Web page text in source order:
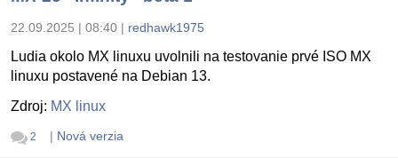
22.09.2025 | 08:40 | redhawk1975
Ludia okolo MX linuxu uvolnili na testovanie prvé ISO MX
linuxu postavené na Debian 13.
Zdroj: MX linux
2 | Nová verzia